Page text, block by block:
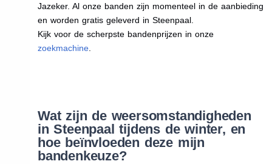
Jazeker. Al onze banden zijn momenteel in de aanbieding
en worden gratis geleverd in Steenpaal.
Kijk voor de scherpste bandenprijzen in onze
zoekmachine.
Wat zijn de weersomstandigheden
in Steenpaal tijdens de winter, en
hoe beïnvloeden deze mijn
bandenkeuze?